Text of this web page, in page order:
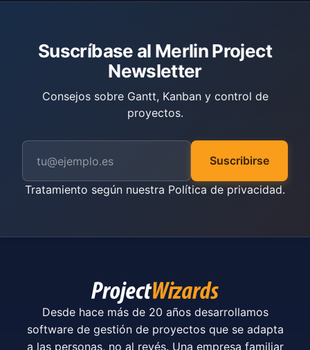
Suscríbase al Merlin Project
Newsletter
Consejos sobre Gantt, Kanban y control de
proyectos.
Suscribirse
Tratamiento según nuestra Política de privacidad.
Desde hace más de 20 años desarrollamos
software de gestión de proyectos que se adapta
a las personas, no al revés. Una empresa familiar